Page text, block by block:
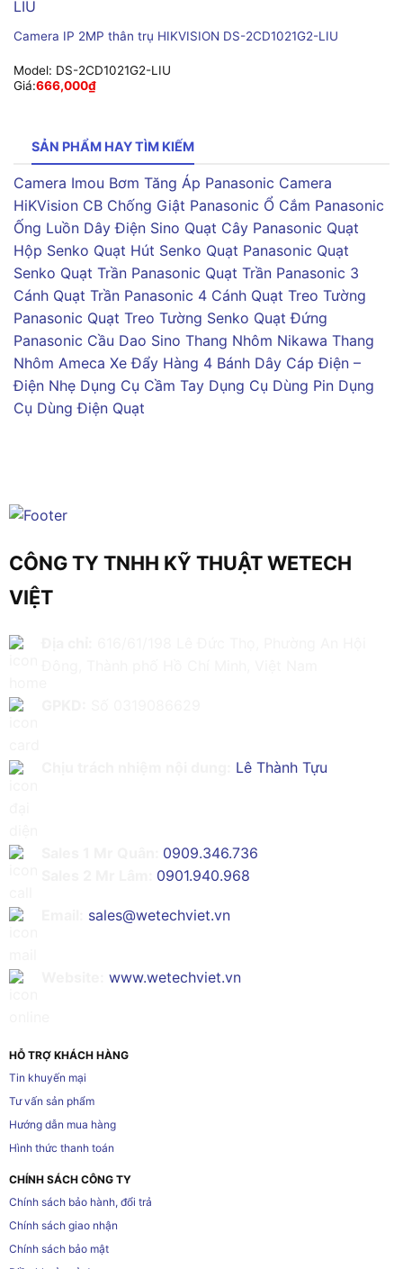
Camera IP 2MP thân trụ HIKVISION DS-2CD1021G2-LIU
Model: DS-2CD1021G2-LIU
Giá:666,000₫
SẢN PHẨM HAY TÌM KIẾM
Camera Imou Bơm Tăng Áp Panasonic Camera
HiKVision CB Chống Giật Panasonic Ổ Cắm Panasonic
Ống Luồn Dây Điện Sino Quạt Cây Panasonic Quạt
Hộp Senko Quạt Hút Senko Quạt Panasonic Quạt
Senko Quạt Trần Panasonic Quạt Trần Panasonic 3
Cánh Quạt Trần Panasonic 4 Cánh Quạt Treo Tường
Panasonic Quạt Treo Tường Senko Quạt Đứng
Panasonic Cầu Dao Sino Thang Nhôm Nikawa Thang
Nhôm Ameca Xe Đẩy Hàng 4 Bánh Dây Cáp Điện –
Điện Nhẹ Dụng Cụ Cầm Tay Dụng Cụ Dùng Pin Dụng
Cụ Dùng Điện Quạt
CÔNG TY TNHH KỸ THUẬT WETECH
VIỆT
Lê Thành Tựu
0909.346.736
0901.940.968
sales@wetechviet.vn
www.wetechviet.vn
HỖ TRỢ KHÁCH HÀNG
Tin khuyến mại
Tư vấn sản phẩm
Hướng dẫn mua hàng
Hình thức thanh toán
CHÍNH SÁCH CÔNG TY
Chính sách bảo hành, đổi trả
Chính sách giao nhận
Chính sách bảo mật